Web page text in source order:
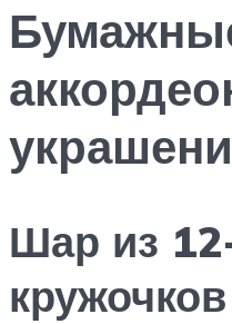
Шар из
кружочков